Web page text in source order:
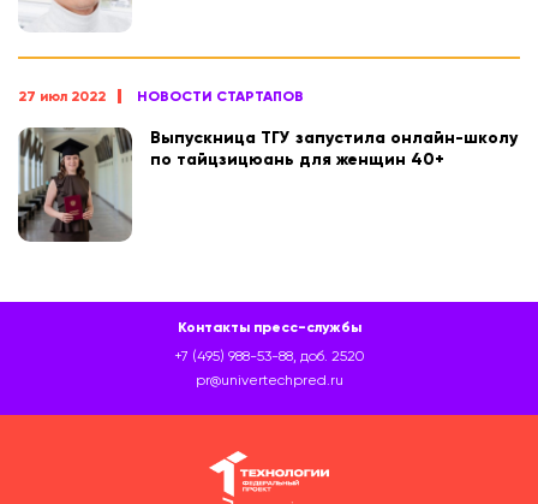
27 июл 2022 НОВОСТИ СТАРТАПОВ
Выпускница ТГУ запустила онлайн-школу
по тайцзицюань для женщин 40+
Контакты пресс-службы
+7 (495) 988-53-88, доб. 2520
pr@univertechpred.ru